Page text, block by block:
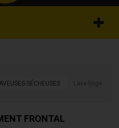
SÉCHEUSES
Lave-linge
FRONTAL